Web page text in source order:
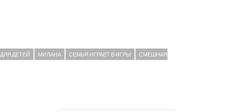
ДЛЯ ДЕТЕЙ МИЛАНА СЕМЬЯ ИГРАЕТ В ИГРЫ СМЕШНАЯ